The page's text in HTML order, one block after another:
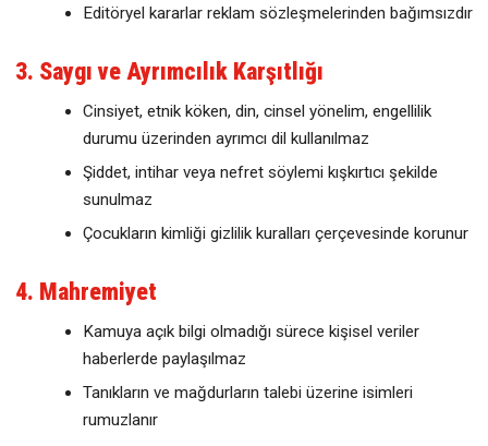
Editöryel kararlar reklam sözleşmelerinden bağımsızdır
3. Saygı ve Ayrımcılık Karşıtlığı
Cinsiyet, etnik köken, din, cinsel yönelim, engellilik
durumu üzerinden ayrımcı dil kullanılmaz
Şiddet, intihar veya nefret söylemi kışkırtıcı şekilde
sunulmaz
Çocukların kimliği gizlilik kuralları çerçevesinde korunur
4. Mahremiyet
Kamuya açık bilgi olmadığı sürece kişisel veriler
haberlerde paylaşılmaz
Tanıkların ve mağdurların talebi üzerine isimleri
rumuzlanır